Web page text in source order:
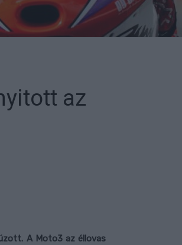
az
A Moto3 az éllovas